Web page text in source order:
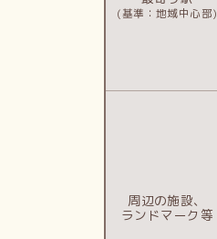
(基準：地域中心部)
周辺の施設、
ランドマーク等